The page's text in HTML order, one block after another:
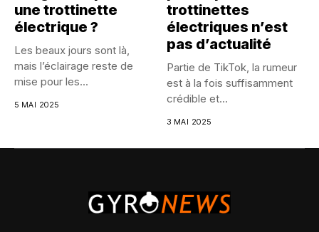
une trottinette
électrique ?
Les beaux jours sont là,
mais l’éclairage reste de
mise pour les...
5 MAI 2025
trottinettes
électriques n’est
pas d’actualité
Partie de TikTok, la rumeur
est à la fois suffisamment
crédible et...
3 MAI 2025